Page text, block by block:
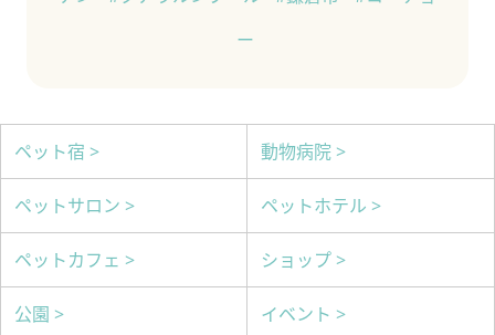
ー
ペット宿 > 動物病院 >
ペットサロン > ペットホテル >
ペットカフェ > ショップ >
公園 > イベント >